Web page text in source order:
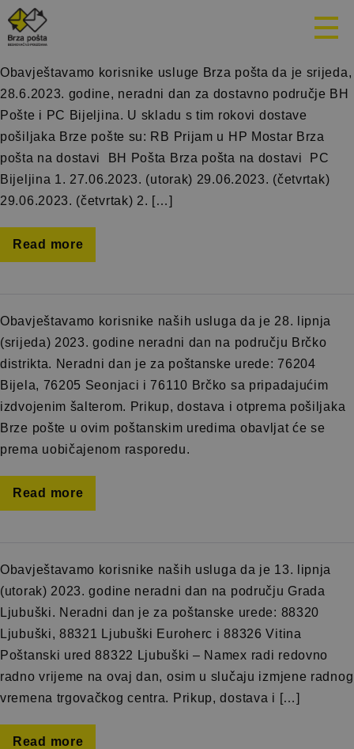
Mjesec:
Obavještavamo korisnike usluge Brza pošta da je srijeda,
28.6.2023. godine, neradni dan za dostavno područje BH
Pošte i PC Bijeljina. U skladu s tim rokovi dostave
pošiljaka Brze pošte su: RB Prijam u HP Mostar Brza
pošta na dostavi BH Pošta Brza pošta na dostavi PC
Bijeljina 1. 27.06.2023. (utorak) 29.06.2023. (četvrtak)
29.06.2023. (četvrtak) 2. […]
Read more
Obavještavamo korisnike naših usluga da je 28. lipnja
(srijeda) 2023. godine neradni dan na području Brčko
distrikta. Neradni dan je za poštanske urede: 76204
Bijela, 76205 Seonjaci i 76110 Brčko sa pripadajućim
izdvojenim šalterom. Prikup, dostava i otprema pošiljaka
Brze pošte u ovim poštanskim uredima obavljat će se
prema uobičajenom rasporedu.
Read more
Obavještavamo korisnike naših usluga da je 13. lipnja
(utorak) 2023. godine neradni dan na području Grada
Ljubuški. Neradni dan je za poštanske urede: 88320
Ljubuški, 88321 Ljubuški Euroherc i 88326 Vitina
Poštanski ured 88322 Ljubuški – Namex radi redovno
radno vrijeme na ovaj dan, osim u slučaju izmjene radnog
vremena trgovačkog centra. Prikup, dostava i […]
Read more